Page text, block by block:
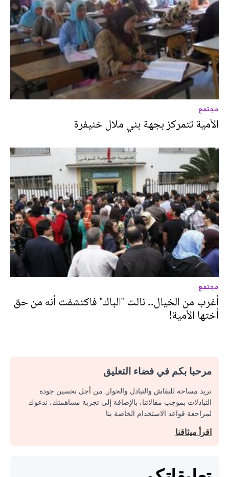
مجتمع
الأمية تتمركز بجهة بني ملال خنيفرة
مجتمع
أغرب من الخيال.. نالت "الباك" فاكتشفت أنه من حق
أختها الأمية!
مرحبا بكم في فضاء التعليق
نريد مساحة للنقاش والتبادل والحوار. من أجل تحسين جودة
التبادلات بموجب مقالاتنا، بالإضافة إلى تجربة مساهمتك، ندعوك
لمراجعة قواعد الاستخدام الخاصة بنا.
اقرأ ميثاقنا